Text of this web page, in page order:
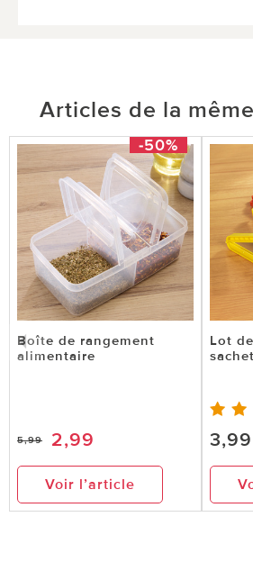
Articles de la
-50%
Boîte de rangement
alimentaire
5,99 2,99
Voir l’article
Lot
3,99